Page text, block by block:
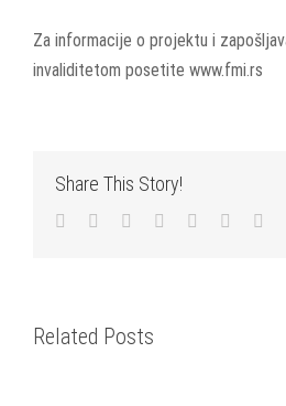
Za informacije o projektu i
invaliditetom posetite www.fmi.rs
Share This Story!
Facebook
TwitterLinkedIn
Reddit WhatsApp
Tumblr
Related Posts